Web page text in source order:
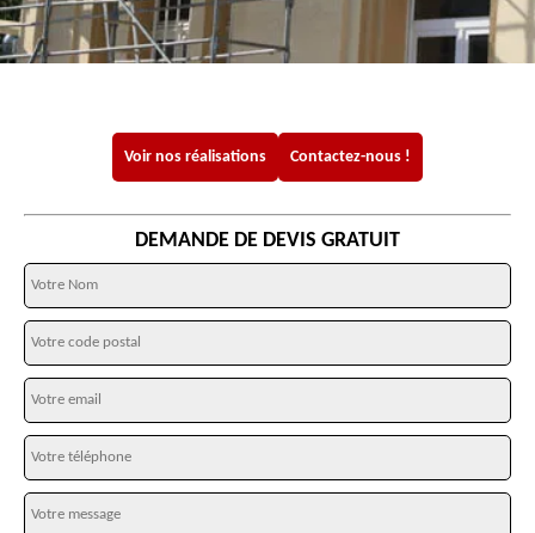
Voir nos réalisations Contactez-nous !
DEMANDE DE DEVIS GRATUIT